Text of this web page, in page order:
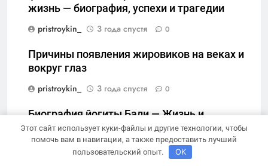
жизнь — биография, успехи и трагедии
pristroykin_
3 года спустя 0
Причины появления жировиков на веках и
вокруг глаз
pristroykin_
3 года спустя 0
Биография йогиты Бали — Жизнь и
достижения известной йоги
pristroykin_
3 года спустя 0
Этот сайт использует куки-файлы и другие технологии, чтобы
помочь вам в навигации, а также предоставить лучший
пользовательский опыт.
OK